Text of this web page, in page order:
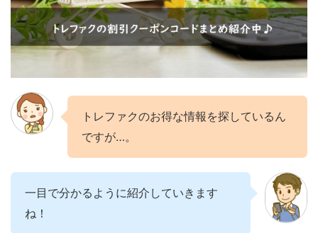
トレファクのお得な情報を探しているん
ですが…。
一目で分かるように紹介していきます
ね！